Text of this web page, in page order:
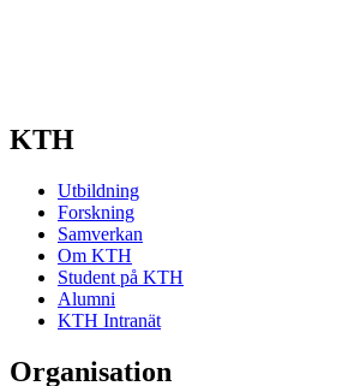
KTH
Utbildning
Forskning
Samverkan
Om KTH
Student på KTH
Alumni
KTH Intranät
Organisation